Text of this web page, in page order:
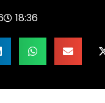
18:36